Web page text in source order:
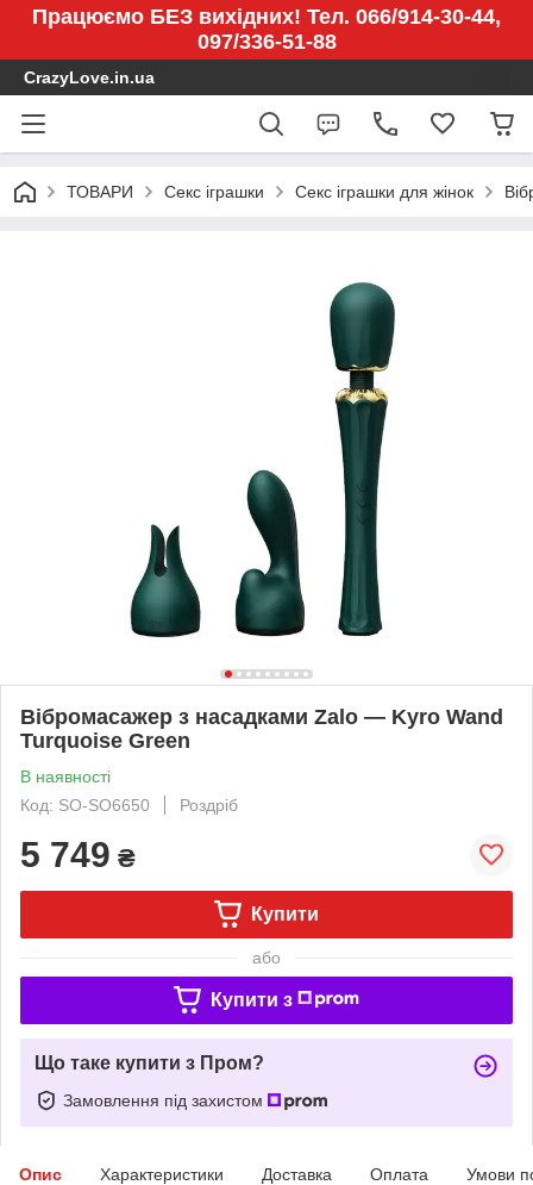
Працюємо БЕЗ вихідних! Тел. 066/914-30-44,
097/336-51-88
CrazyLove.in.ua
ТОВАРИ Секс іграшки Секс іграшки для жінок
Вібромасажер з насадками Zalo — Kyro Wand
Turquoise Green
В наявності
Код: SO-SO6650
Роздріб
5 749 ₴
Купити
або
Купити з
Що таке купити з Пром?
Замовлення під захистом
Опис Характеристики Доставка Оплата Умови